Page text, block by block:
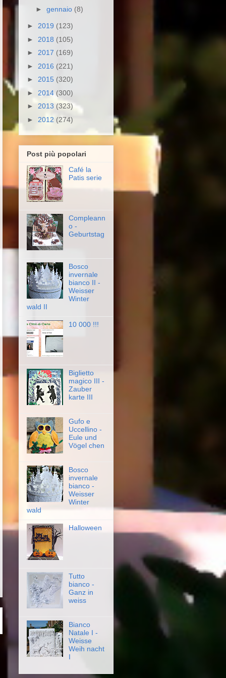
► gennaio (8)
► 2019 (123)
► 2018 (105)
► 2017 (169)
► 2016 (221)
► 2015 (320)
► 2014 (300)
► 2013 (323)
► 2012 (274)
Post più popolari
Café la
Patis serie
Compleann
o -
Geburtstag
Bosco
invernale
bianco II -
Weisser
Winter
wald II
10 000 !!!
Biglietto
magico III -
Zauber
karte III
Gufo e
Uccellino -
Eule und
Vögel chen
Bosco
invernale
bianco -
Weisser
Winter
wald
Halloween
Tutto
bianco -
Ganz in
weiss
Bianco
Natale I -
Weisse
Weih nacht
I